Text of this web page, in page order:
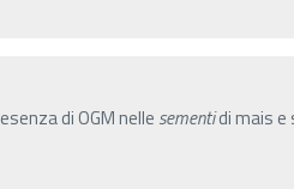
di OGM nelle sementidi mais e